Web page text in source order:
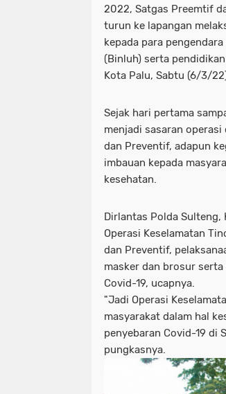
2022, Satgas Preemtif
turun ke lapangan
kepada para
(Binluh) serta
Kota Palu, Sabtu (6/3/
Sejak hari pertama
menjadi sasaran
dan Preventif, adapun
imbauan kepada
kesehatan.
Dirlantas Polda Sulteng,
Operasi Keselamatan
dan Preventif,
masker dan brosur
Covid-19, ucapnya.
"Jadi Operasi
masyarakat dalam hal
penyebaran Covid-19 di
pungkasnya.